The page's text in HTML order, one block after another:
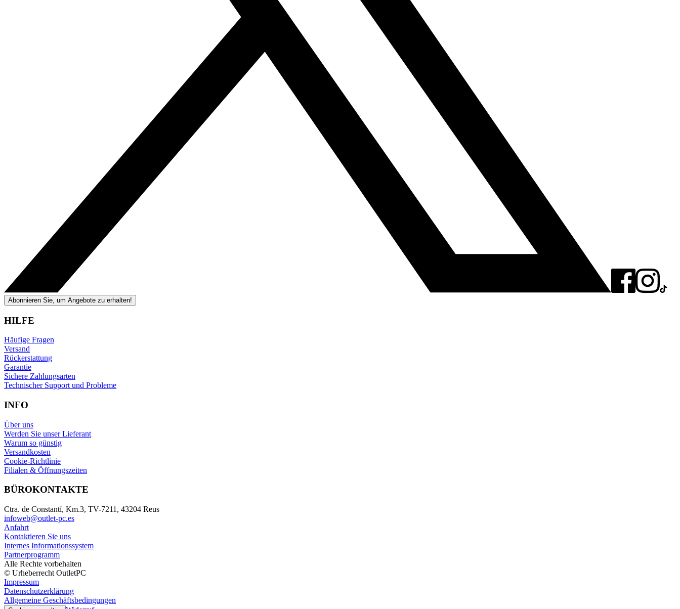
Abonnieren Sie, um Angebote zu erhalten!
HILFE
Häufige Fragen
Versand
Rückerstattung
Garantie
Sichere Zahlungsarten
Technischer Support und Probleme
INFO
Über uns
Werden Sie unser Lieferant
Warum so günstig
Versandkosten
Cookie-Richtlinie
Filialen & Öffnungszeiten
BÜROKONTAKTE
Ctra. de Constantí, Km.3, TV-7211, 43204 Reus
infoweb@outlet-pc.es
Anfahrt
Kontaktieren Sie uns
Internes Informationssystem
Partnerprogramm
Alle Rechte vorbehalten
© Urheberrecht OutletPC
Impressum
Datenschutzerklärung
Allgemeine Geschäftsbedingungen